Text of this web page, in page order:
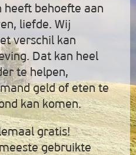
heeft behoefte aan
liefde. Wij
verschil kan
Dat kan heel
te helpen,
geld of eten te
kan komen.
gratis!
gebruikte